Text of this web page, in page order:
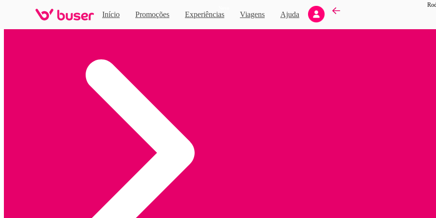
Início Promoções Experiências Viagens Ajuda